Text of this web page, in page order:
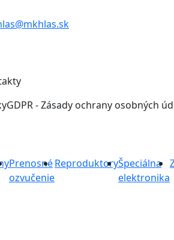
GDPR - Zásady ochrany osobných
Prenosné
ozvučenie
ReproduktoryŠpeciálna
elektronika